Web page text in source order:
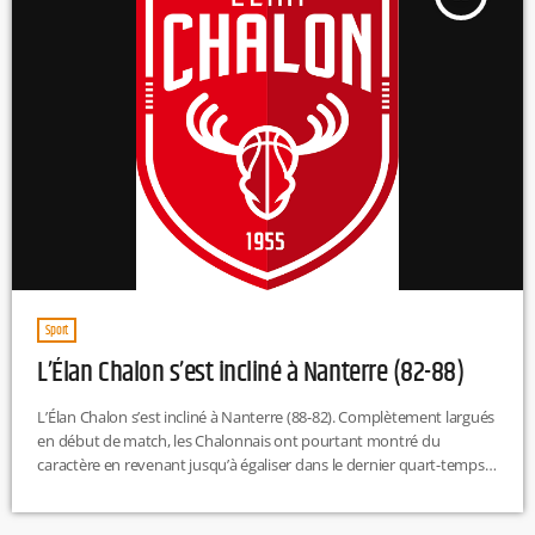
Sport
L’Élan Chalon s’est incliné à Nanterre (82-88)
L’Élan Chalon s’est incliné à Nanterre (88-82). Complètement largués
en début de match, les Chalonnais ont pourtant montré du
caractère en revenant jusqu’à égaliser dans le dernier quart-temps.
cinquième revers consécutif à l’extérieur pour l’Élan. L.T